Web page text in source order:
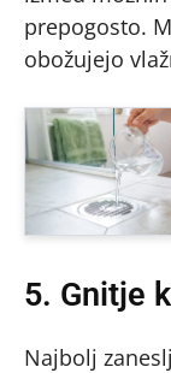
prepogosto.
obožujejo
5. Gnitje
Najbolj